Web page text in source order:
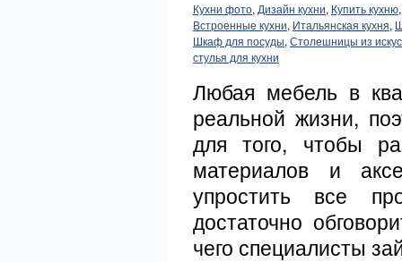
Кухни фото, Дизайн кухни, Купить кухню
Встроенные кухни, Итальянская кухня,
Шкаф для посуды, Столешницы из
стулья для кухни
Любая мебель в
реальной жизни,
для того, чтобы
материалов и
упростить все
достаточно
чего специалисты